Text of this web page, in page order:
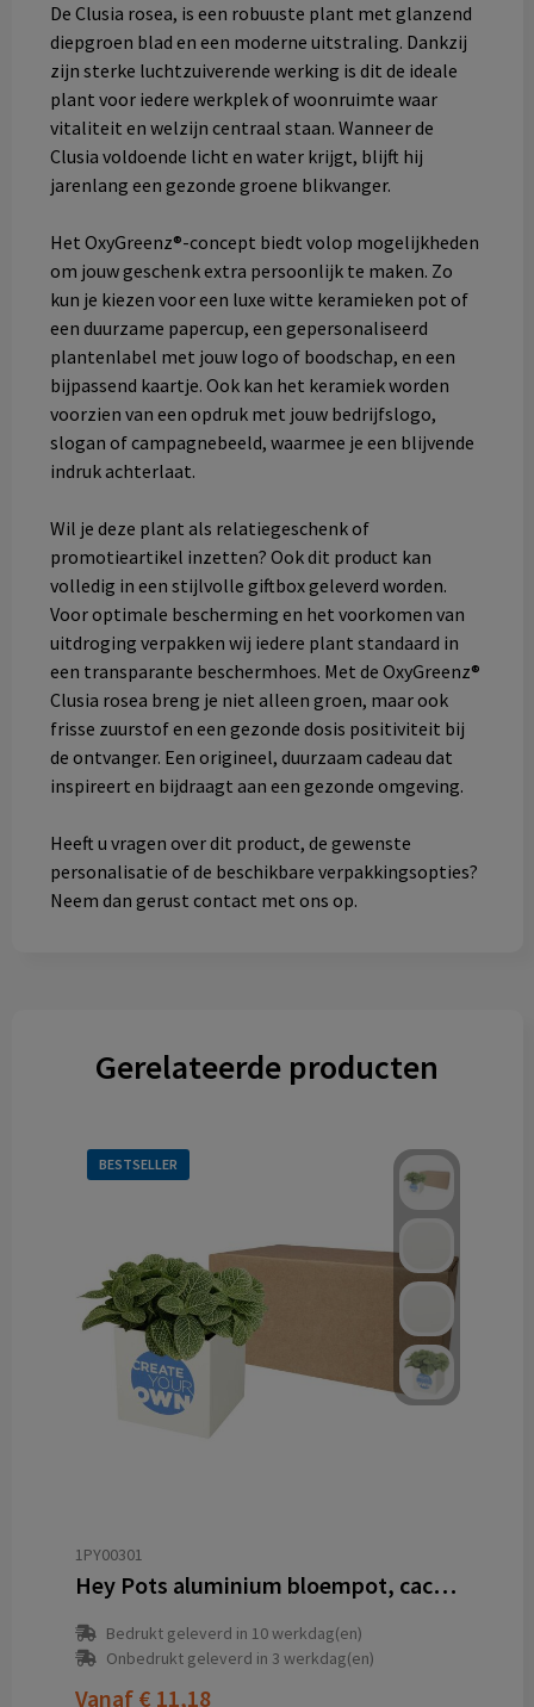
De Clusia rosea, is een robuuste plant met glanzend
diepgroen blad en een moderne uitstraling. Dankzij
zijn sterke luchtzuiverende werking is dit de ideale
plant voor iedere werkplek of woonruimte waar
vitaliteit en welzijn centraal staan. Wanneer de
Clusia voldoende licht en water krijgt, blijft hij
jarenlang een gezonde groene blikvanger.
Het OxyGreenz®-concept biedt volop mogelijkheden
om jouw geschenk extra persoonlijk te maken. Zo
kun je kiezen voor een luxe witte keramieken pot of
een duurzame papercup, een gepersonaliseerd
plantenlabel met jouw logo of boodschap, en een
bijpassend kaartje. Ook kan het keramiek worden
voorzien van een opdruk met jouw bedrijfslogo,
slogan of campagnebeeld, waarmee je een blijvende
indruk achterlaat.
Wil je deze plant als relatiegeschenk of
promotieartikel inzetten? Ook dit product kan
volledig in een stijlvolle giftbox geleverd worden.
Voor optimale bescherming en het voorkomen van
uitdroging verpakken wij iedere plant standaard in
een transparante beschermhoes. Met de OxyGreenz®
Clusia rosea breng je niet alleen groen, maar ook
frisse zuurstof en een gezonde dosis positiviteit bij
de ontvanger. Een origineel, duurzaam cadeau dat
inspireert en bijdraagt aan een gezonde omgeving.
Heeft u vragen over dit product, de gewenste
personalisatie of de beschikbare verpakkingsopties?
Neem dan gerust contact met ons op.
Gerelateerde producten
BESTSELLER
1PY00301
Hey Pots aluminium bloempot, cactus
Bedrukt geleverd in 10 werkdag(en)
Onbedrukt geleverd in 3 werkdag(en)
Vanaf € 11,18